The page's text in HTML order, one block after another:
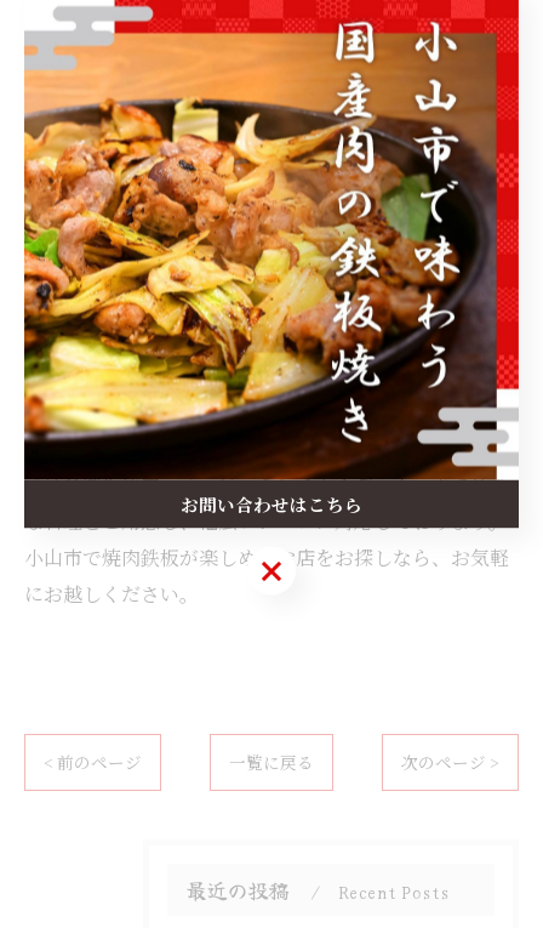
夏バテ対策として親しまれており、疲労回復を意識した
ときに選ばれることが多いメニューです。
まとめ
スタミナをつける料理は、焼肉鉄板やレバニラ炒め・う
なぎの蒲焼やうな丼などが挙げられます。
体調や好みに合わせて取り入れることで、無理なくエネ
ルギーを補給でき、活力を維持する習慣につながるでし
ょう。
『博多鉄板焼肉一八』は、ランチからディナーまで多彩
な料理をご用意し、幅広いシーンに対応しております。
小山市で焼肉鉄板が楽しめるお店をお探しなら、お気軽
にお越しください。
< 前のページ 一覧に戻る 次のページ >
最近の投稿 Recent Posts
お問い合わせはこちら
お問い合わせはこちら